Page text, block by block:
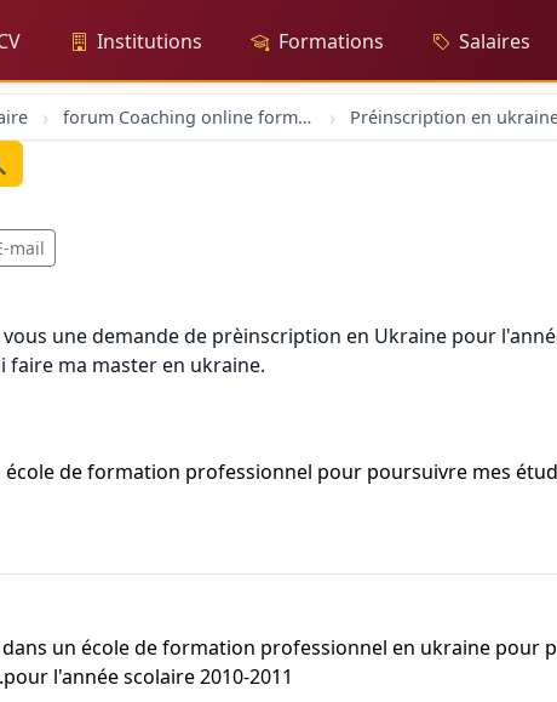
Institutions Formations Salaires
forum Coaching online formation professionelle emploi education Préinscription en
mail
une demande de prèinscription en Ukraine pour
faire ma master en ukraine.
de formation professionnel pour poursuivre mes
un école de formation professionnel en ukraine pour
l'année scolaire 2010-2011